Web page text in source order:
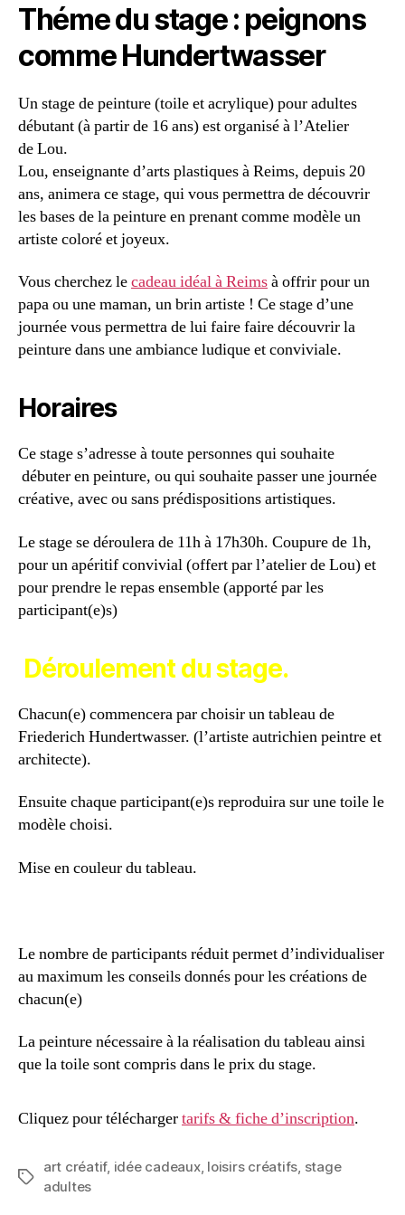
Théme du stage : peignons
comme Hundertwasser
Un stage de peinture (toile et acrylique) pour adultes
débutant (à partir de 16 ans) est organisé à l’Atelier
de Lou.
Lou, enseignante d’arts plastiques à Reims, depuis 20
ans, animera ce stage, qui vous permettra de découvrir
les bases de la peinture en prenant comme modèle un
artiste coloré et joyeux.
Vous cherchez lecadeau idéal à Reimsà offrir pour un
papa ou une maman, un brin artiste ! Ce stage d’une
journée vous permettra de lui faire faire découvrir la
peinture dans une ambiance ludique et conviviale.
Horaires
Ce stage s’adresse à toute personnes qui souhaite
débuter en peinture, ou qui souhaite passer une journée
créative, avec ou sans prédispositions artistiques.
Le stage se déroulera de 11h à 17h30h. Coupure de 1h,
pour un apéritif convivial (offert par l’atelier de Lou) et
pour prendre le repas ensemble (apporté par les
participant(e)s)
Déroulement du stage.
Chacun(e) commencera par choisir un tableau de
Friederich Hundertwasser. (l’artiste autrichien peintre et
architecte).
Ensuite chaque participant(e)s reproduira sur une toile le
modèle choisi.
Mise en couleur du tableau.
Le nombre de participants réduit permet d’individualiser
au maximum les conseils donnés pour les créations de
chacun(e)
La peinture nécessaire à la réalisation du tableau ainsi
que la toile sont compris dans le prix du stage.
Cliquez pour téléchargertarifs & fiche d’inscription.
art créatif, idée cadeaux, loisirs créatifs, stage
adultes